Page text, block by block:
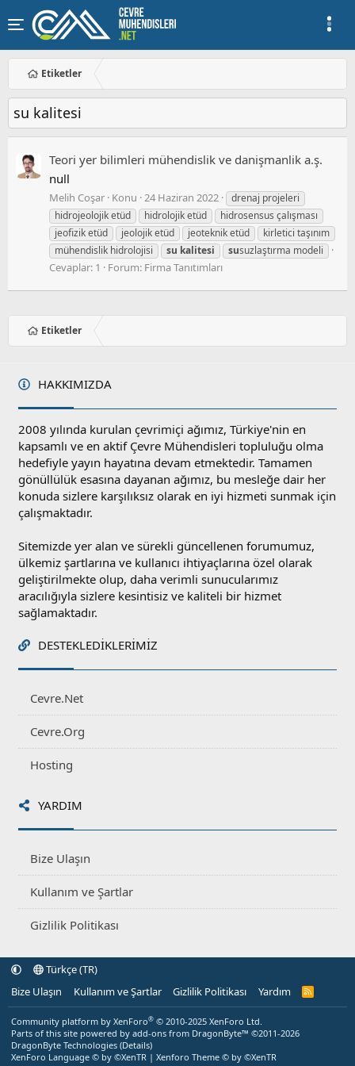
Etiketler
su kalitesi
Teori̇ yer bi̇li̇mleri̇ mühendi̇sli̇k ve danişmanlik a.ş.
null
Melih Coşar Konu 24 Haziran 2022
drenaj projeleri
hidrojeolojik etüd
hidrolojik etüd
hidrosensus çalışması
jeofizik etüd
jeolojik etüd jeoteknik etüd
kirletici taşınım
mühendislik hidrolojisi
su kalitesi susuzlaştırma modeli
Cevaplar: 1 Forum: Firma Tanıtımları
Etiketler
HAKKIMIZDA
2008 yılında kurulan çevrimiçi ağımız, Türkiye'nin en
kapsamlı ve en aktif Çevre Mühendisleri topluluğu olma
hedefiyle yayın hayatına devam etmektedir. Tamamen
gönüllülük esasına dayanan ağımız, bu mesleğe dair her
konuda sizlere karşılıksız olarak en iyi hizmeti sunmak için
çalışmaktadır.
Sitemizde yer alan ve sürekli güncellenen forumumuz,
ülkemiz şartlarına ve kullanıcı ihtiyaçlarına özel olarak
geliştirilmekte olup, daha verimli sunucularımız
aracılığıyla sizlere kesintisiz ve kaliteli bir hizmet
sağlamaktadır.
DESTEKLEDIKLERIMIZ
Cevre.Net
Cevre.Org
Hosting
YARDIM
Bize Ulaşın
Kullanım ve Şartlar
Gizlilik Politikası
Türkçe (TR)
Bize Ulaşın
Kullanım ve Şartlar Gizlilik Politikası Yardım
R
Community platform by XenForo® © 2010-2025 XenForo Ltd.
Parts of this site powered by add-ons from DragonByte™ ©2011-2026
DragonByte Technologies (Details)
XenForo Language © by ©XenTR | Xenforo Theme © by ©XenTR